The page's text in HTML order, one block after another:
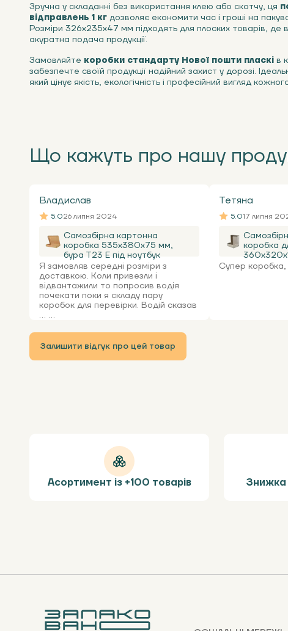
Зручна у складанні без використання клею або скотчу, ця
відправлень 1 кг дозволяє економити час і гроші на
Розміри 326х235х47 мм підходять для плоских товарів, де
акуратна подача продукції.
Замовляйте коробки стандарту Нової пошти пласкі в
забезпечте своїй продукції надійний захист у дорозі.
який цінує якість, екологічність і професійний вигляд
Що кажуть про нашу
Владислав
5.026 липня 2024
Самозбірна картонна
коробка 535x380x75 мм,
бура Т23 Е під ноутбук
Я замовляв середні розміри з
доставкою. Коли привезли і
відвантажили то попросив водія
почекати поки я складу пару
коробок для перевірки. Водій сказав
... ...
Тетяна
5.017 липня
коробка
Супер
Залишити відгук про цей товар
Асортимент із +100 товарів Знижка